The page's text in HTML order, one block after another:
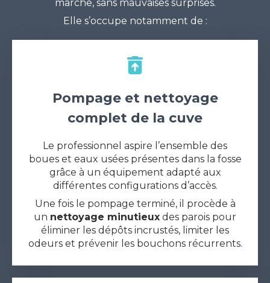
marche, sans mauvaises surprises.
Elle s’occupe notamment de :
Pompage et nettoyage
complet de la cuve
Le professionnel aspire l’ensemble des
boues et eaux usées présentes dans la fosse
grâce à un équipement adapté aux
différentes configurations d’accès.
Une fois le pompage terminé, il procède à
un nettoyage minutieux des parois pour
éliminer les dépôts incrustés, limiter les
odeurs et prévenir les bouchons récurrents.